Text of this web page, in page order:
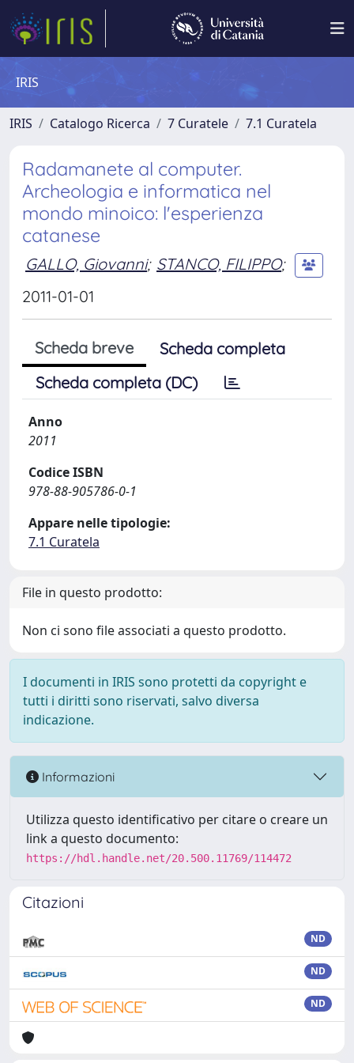
IRIS
IRIS Catalogo Ricerca 7 Curatele 7.1 Curatela
Radamanete al computer.
Archeologia e informatica nel
mondo minoico: l'esperienza
catanese
GALLO, Giovanni; STANCO, FILIPPO;
2011-01-01
Scheda breve
Scheda completa
Scheda completa (DC)
Anno
2011
Codice ISBN
978-88-905786-0-1
Appare nelle tipologie:
7.1 Curatela
File in questo prodotto:
Non ci sono file associati a questo prodotto.
I documenti in IRIS sono protetti da copyright e
tutti i diritti sono riservati, salvo diversa
indicazione.
Informazioni
Utilizza questo identificativo per citare o creare un
link a questo documento:
https://hdl.handle.net/20.500.11769/114472
Citazioni
ND
ND
ND